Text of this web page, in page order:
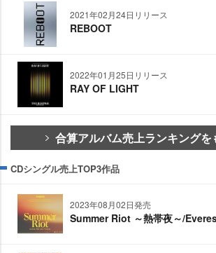
2021年02月24日リリース
REBOOT
2022年01月25日リリース
RAY OF LIGHT
合算アルバム売上ランキングを
CDシングル売上TOP3作品
2023年08月02日発売
Summer Riot ～熱帯夜～/